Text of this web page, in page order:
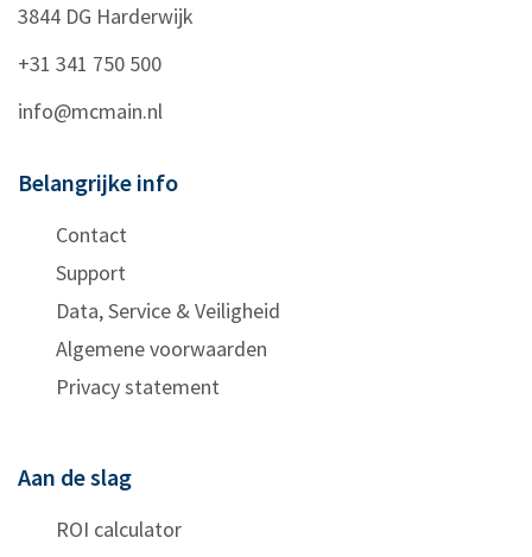
3844 DG Harderwijk
+31 341 750 500
info@mcmain.nl
Belangrijke info
Contact
Support
Data, Service & Veiligheid
Algemene voorwaarden
Privacy statement
Aan de slag
ROI calculator